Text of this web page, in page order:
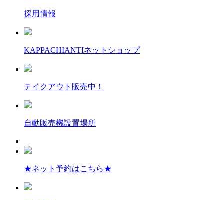
採用情報
KAPPACHIANTIネットショップ
テイクアウト販売中！
自動販売機設置場所
★ネット予約はこちら★